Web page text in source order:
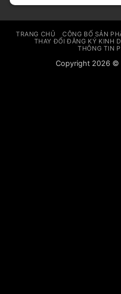
TRANG CHỦ CÔNG BỐ SẢN
THAY ĐỔI ĐĂNG KÝ KINH
THÔNG TIN
Copyright 2026 ©